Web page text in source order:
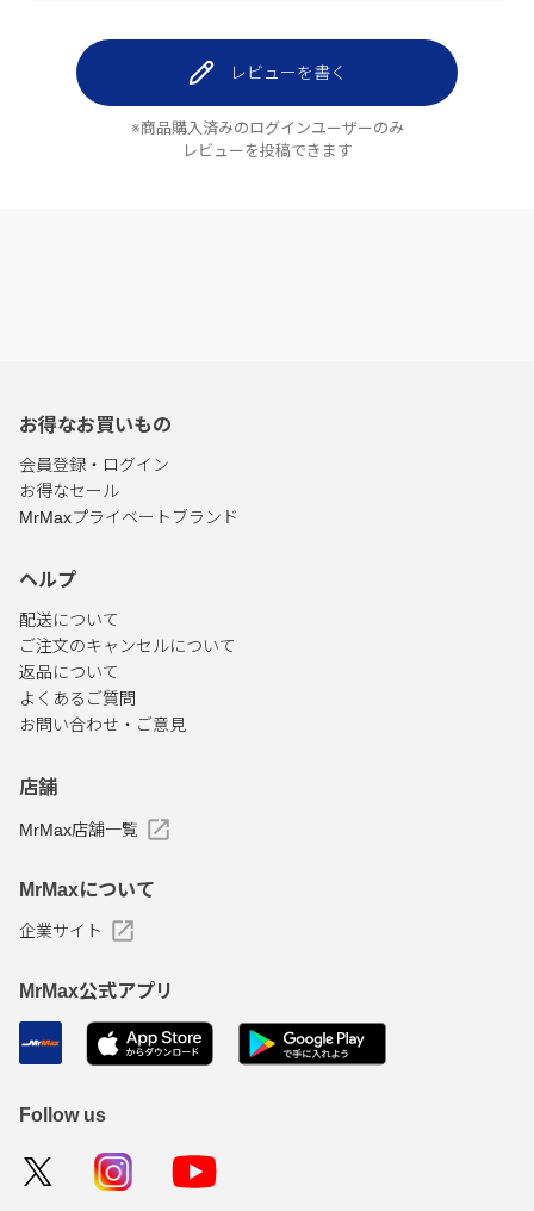
レビューを書く
※商品購入済みのログインユーザーのみ
レビューを投稿できます
お得なお買いもの
会員登録・ログイン
お得なセール
MrMaxプライベートブランド
ヘルプ
配送について
ご注文のキャンセルについて
返品について
よくあるご質問
お問い合わせ・ご意見
店舗
MrMax店舗一覧
MrMaxについて
企業サイト
MrMax公式アプリ
Follow us